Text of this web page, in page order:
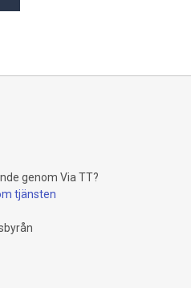
genom Via TT?
tjänsten